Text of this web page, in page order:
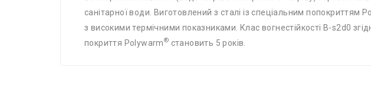
санітарної води. Виготовлений з сталі із спеціальним попокриттям
з високими термічними показниками. Клас вогнестійкості B-s2d0
покриття Polywarm® становить 5 років.